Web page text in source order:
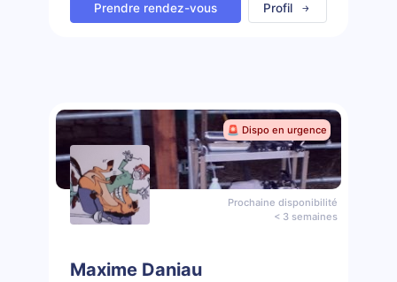
Prendre rendez-vous Profil
🚨 Dispo en urgence
Prochaine disponibilité
< 3 semaines
Maxime Daniau